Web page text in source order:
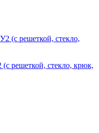
решеткой, стекло, крюк,